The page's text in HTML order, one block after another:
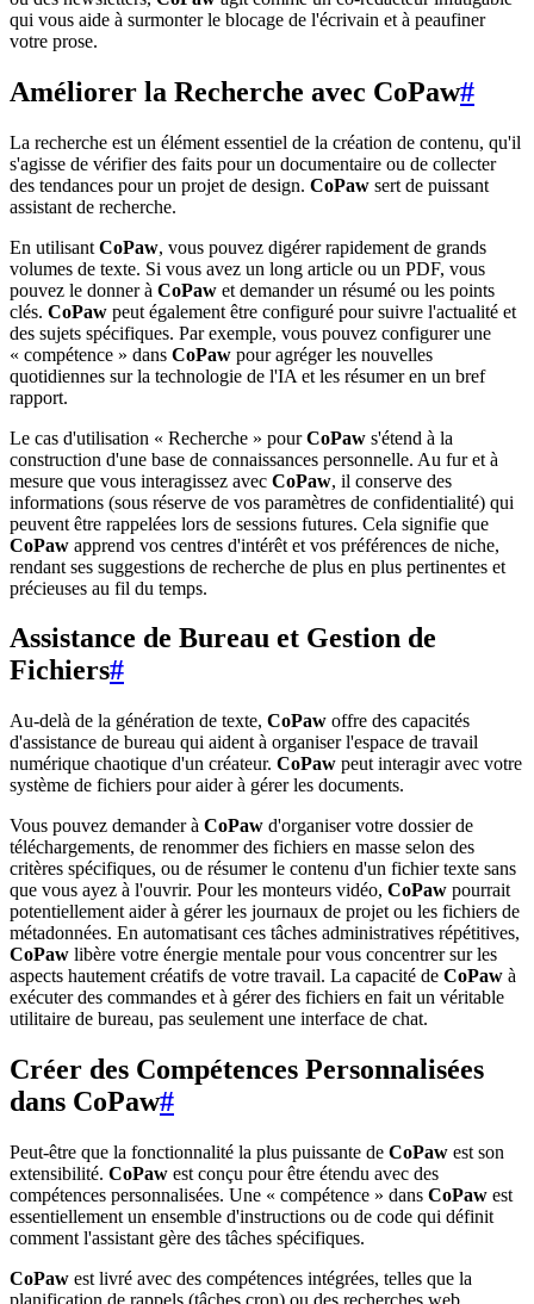
qui vous aide à surmonter le blocage de l'écrivain et à peaufiner
votre prose.
Améliorer la Recherche avec CoPaw#
La recherche est un élément essentiel de la création de contenu, qu'il
s'agisse de vérifier des faits pour un documentaire ou de collecter
des tendances pour un projet de design. CoPaw sert de puissant
assistant de recherche.
En utilisant CoPaw, vous pouvez digérer rapidement de grands
volumes de texte. Si vous avez un long article ou un PDF, vous
pouvez le donner à CoPaw et demander un résumé ou les points
clés. CoPaw peut également être configuré pour suivre l'actualité et
des sujets spécifiques. Par exemple, vous pouvez configurer une
« compétence » dans CoPaw pour agréger les nouvelles
quotidiennes sur la technologie de l'IA et les résumer en un bref
rapport.
Le cas d'utilisation « Recherche » pourCoPaw s'étend à la
construction d'une base de connaissances personnelle. Au fur et à
mesure que vous interagissez avec CoPaw, il conserve des
informations (sous réserve de vos paramètres de confidentialité) qui
peuvent être rappelées lors de sessions futures. Cela signifie que
CoPaw apprend vos centres d'intérêt et vos préférences de niche,
rendant ses suggestions de recherche de plus en plus pertinentes et
précieuses au fil du temps.
Assistance de Bureau et Gestion de
Fichiers#
Au-delà de la génération de texte, CoPaw offre des capacités
d'assistance de bureau qui aident à organiser l'espace de travail
numérique chaotique d'un créateur. CoPaw peut interagir avec votre
système de fichiers pour aider à gérer les documents.
Vous pouvez demander à CoPaw d'organiser votre dossier de
téléchargements, de renommer des fichiers en masse selon des
critères spécifiques, ou de résumer le contenu d'un fichier texte sans
que vous ayez à l'ouvrir. Pour les monteurs vidéo, CoPaw pourrait
potentiellement aider à gérer les journaux de projet ou les fichiers de
métadonnées. En automatisant ces tâches administratives répétitives,
CoPaw libère votre énergie mentale pour vous concentrer sur les
aspects hautement créatifs de votre travail. La capacité de CoPaw à
exécuter des commandes et à gérer des fichiers en fait un véritable
utilitaire de bureau, pas seulement une interface de chat.
Créer des Compétences Personnalisées
dans CoPaw#
Peut-être que la fonctionnalité la plus puissante de CoPaw est son
extensibilité. CoPaw est conçu pour être étendu avec des
compétences personnalisées. Une « compétence » dans CoPaw est
essentiellement un ensemble d'instructions ou de code qui définit
comment l'assistant gère des tâches spécifiques.
CoPaw est livré avec des compétences intégrées, telles que la